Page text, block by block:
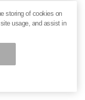
storing of cookies on
usage, and assist in